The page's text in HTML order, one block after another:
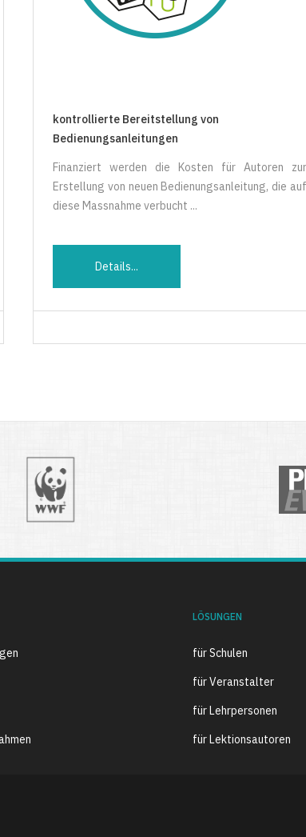
kontrollierte Bereitstellung von
Bedienungsanleitungen
Finanziert werden die Kosten für Autoren zur
Erstellung von neuen Bedienungsanleitung, die auf
diese Massnahme verbucht ...
Details...
LÖSUNGEN
für Schulen
für Veranstalter
für Lehrpersonen
für Lektionsautoren